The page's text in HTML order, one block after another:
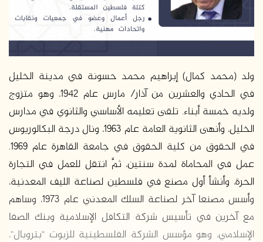
ك
ت
ر
ن
ي
ا
ولد (محمد كمال) إبراهيم محمد حسونة في مدينة الخليل
في الحادي والعشرين من آذار/ مارس عام 1942، وهو متزوج
ولديه خمسة أبناء. تلقى تعليمه الأساسي والثانوي في مدارس
الخليل، وأنهى الثانوية العامة عام 1963، ونال درجة البكالوريوس
في الحقوق من كلية الحقوق في جامعة القاهرة عام 1969.
عمل في المحاماة لمدة سنتين، ثمَّ انتقل للعمل في التجارة
الحرة، وأنشأ أول مصنع في فلسطين لصناعة الليف المعدنية،
وأسس مصنعا آخر لصناعة السلك المعدني عام 1973، وساهم
مع آخرين في تأسيس شركة التكافل الإسلامية وبنك الصفا
الإسلامي، وهو مؤسس الشركة الفلسطينية للزيوت “بتروبال”،